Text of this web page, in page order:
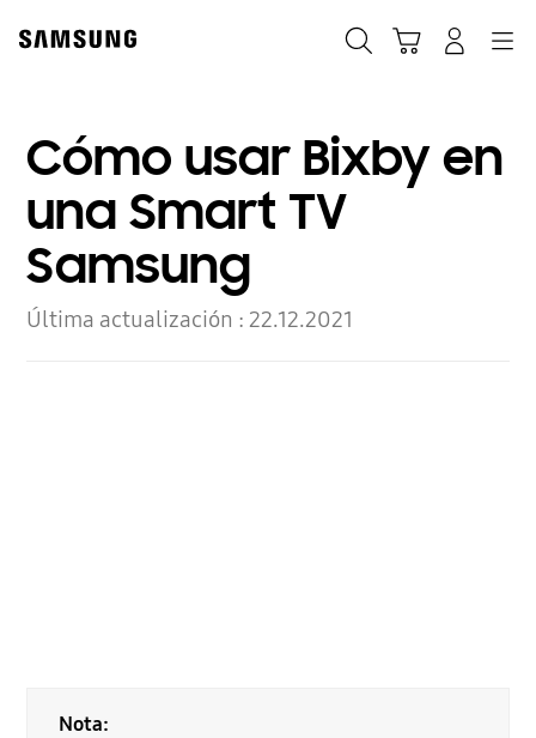
content
Cómo usar Bixby en
una Smart TV
Samsung
Última actualización :22.12.2021
Nota: